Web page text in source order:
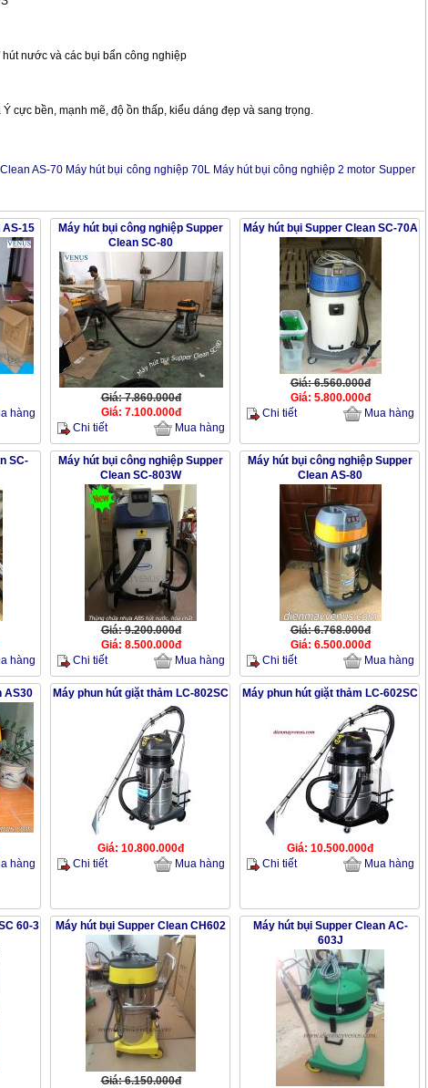
nước và các bụi bẩn công nghiệp
cực bền, mạnh mẽ, độ ồn thấp, kiểu dáng đẹp và sang trọng.
AS-70 Máy hút bụi công nghiệp 70L Máy hút bụi công nghiệp 2 motor Supper
AS-15
hàng
Máy hút bụi công nghiệp Supper
Clean SC-80
Giá: 7.860.000đ
Giá: 7.100.000đ
Chi tiết
Mua hàng
Máy hút bụi Supper Clean SC-70A
Giá: 6.560.000đ
Giá: 5.800.000đ
Chi tiết
Mua hàng
SC-
hàng
Máy hút bụi công nghiệp Supper
Clean SC-803W
Giá: 9.200.000đ
Giá: 8.500.000đ
Chi tiết
Mua hàng
Máy hút bụi công nghiệp Supper
Clean AS-80
Giá: 6.768.000đ
Giá: 6.500.000đ
Chi tiết
Mua hàng
AS30
hàng
Máy phun hút giặt thảm LC-802SC
Giá: 10.800.000đ
Chi tiết
Mua hàng
Máy phun hút giặt thảm LC-602SC
Giá: 10.500.000đ
Chi tiết
Mua hàng
60-3 Máy hút bụi Supper Clean CH602
Giá: 6.150.000đ
Máy hút bụi Supper Clean AC-
603J